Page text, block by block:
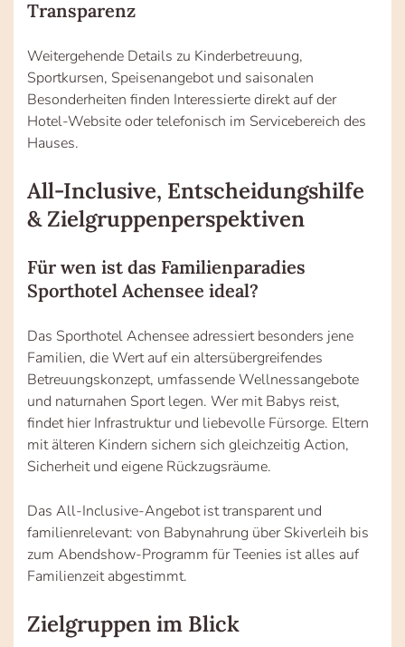
Transparenz
Weitergehende Details zu Kinderbetreuung,
Sportkursen, Speisenangebot und saisonalen
Besonderheiten finden Interessierte direkt auf der
Hotel-Website oder telefonisch im Servicebereich des
Hauses.
All-Inclusive, Entscheidungshilfe
& Zielgruppenperspektiven
Für wen ist das Familienparadies
Sporthotel Achensee ideal?
Das Sporthotel Achensee adressiert besonders jene
Familien, die Wert auf ein altersübergreifendes
Betreuungskonzept, umfassende Wellnessangebote
und naturnahen Sport legen. Wer mit Babys reist,
findet hier Infrastruktur und liebevolle Fürsorge. Eltern
mit älteren Kindern sichern sich gleichzeitig Action,
Sicherheit und eigene Rückzugsräume.
Das All-Inclusive-Angebot ist transparent und
familienrelevant: von Babynahrung über Skiverleih bis
zum Abendshow-Programm für Teenies ist alles auf
Familienzeit abgestimmt.
Zielgruppen im Blick